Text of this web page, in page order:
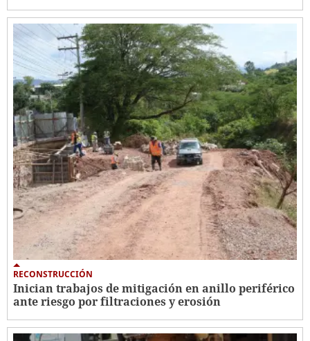
RECONSTRUCCIÓN
Inician trabajos de mitigación en anillo periférico
ante riesgo por filtraciones y erosión